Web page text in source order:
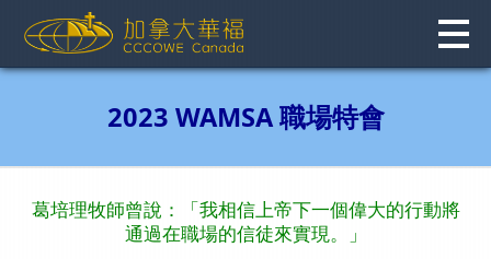
content
2023 WAMSA 職場特會
葛培理牧師曾說：「我相信上帝下一個偉大的行動將
通過在職場的信徒來實現。」